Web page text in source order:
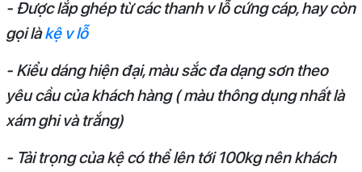
- Được lắp ghép từ các thanh v lỗ cứng cáp, hay còn
gọi làkệ v lỗ
- Kiểu dáng hiện đại, màu sắc đa dạng sơn theo
yêu cầu của khách hàng ( màu thông dụng nhất là
xám ghi và trắng)
- Tải trọng của kệ có thể lên tới 100kg nên khách